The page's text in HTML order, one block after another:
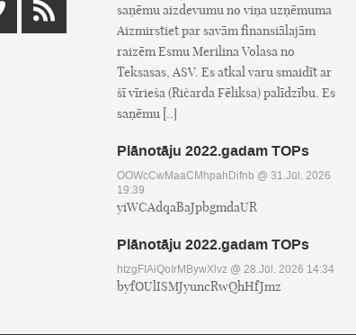
saņēmu aizdevumu no viņa uzņēmuma
Aizmirstiet par savām finansiālajām
raizēm Esmu Merilina Volasa no
Teksasas, ASV. Es atkal varu smaidīt ar
šī vīrieša (Ričarda Fēliksa) palīdzību. Es
saņēmu [..]
Plānotāju 2022.gadam TOPs
OOWcCwMaaCMhpahDifnb @ 31.Jūl, 2026
19:39
yiWCAdqaBaJpbgmdaUR
Plānotāju 2022.gadam TOPs
htzgFIAiQoIrMBywXlvz @ 28.Jūl, 2026 14:34
byfOUlISMJyuncRwQhHfJmz